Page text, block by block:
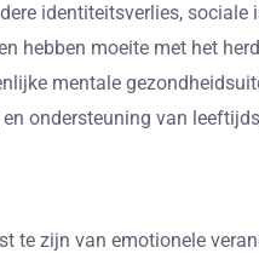
identiteitsverlies,
moeite met het
mentale
ondersteuning van
zijn van emotionele